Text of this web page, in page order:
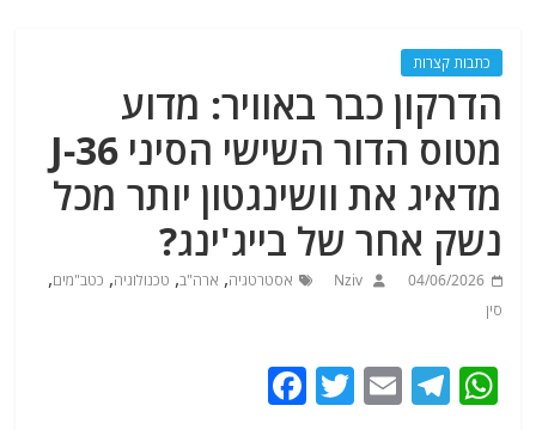
כתבות קצרות
הדרקון כבר באוויר: מדוע
מטוס הדור השישי הסיני J-36
מדאיג את וושינגטון יותר מכל
נשק אחר של בייג'ינג?
04/06/2026
Nziv אסטרטגיה, ארה"ב, טכנולוגיה, כטב"מים,
סין
W
T
E
T